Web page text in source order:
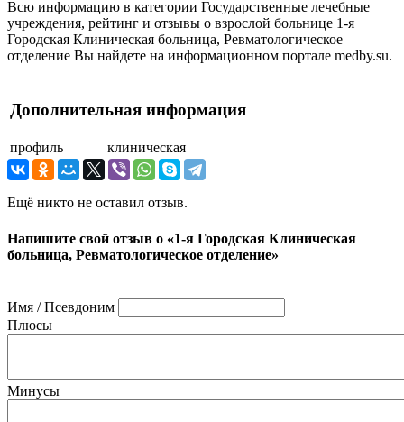
Всю информацию в категории Государственные лечебные
учреждения, рейтинг и отзывы о взрослой больнице 1-я
Городская Клиническая больница, Ревматологическое
отделение Вы найдете на информационном портале medby.su.
Дополнительная информация
профиль клиническая
Ещё никто не оставил отзыв.
Напишите свой отзыв о «1-я Городская Клиническая
больница, Ревматологическое отделение»
Имя / Псевдоним
Плюсы
Минусы